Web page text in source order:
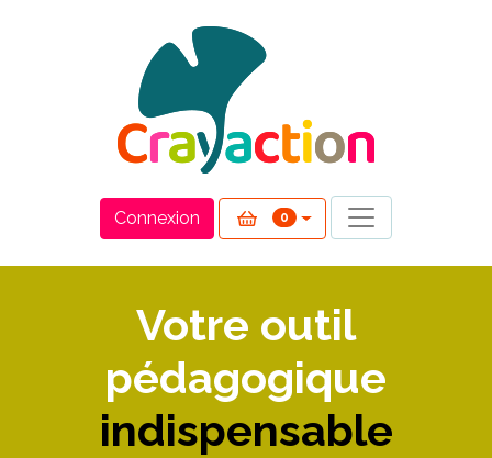
Connexion 0
Votre outil
pédagogique
indispensable